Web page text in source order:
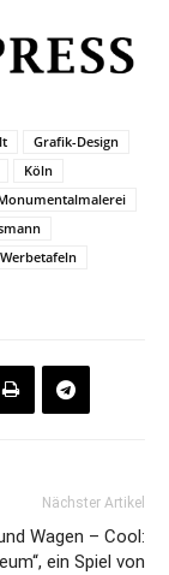
Grafik-Design
Köln
Werbetafeln
Nächster Artikel
Wagen – Cool:
ein Spiel von